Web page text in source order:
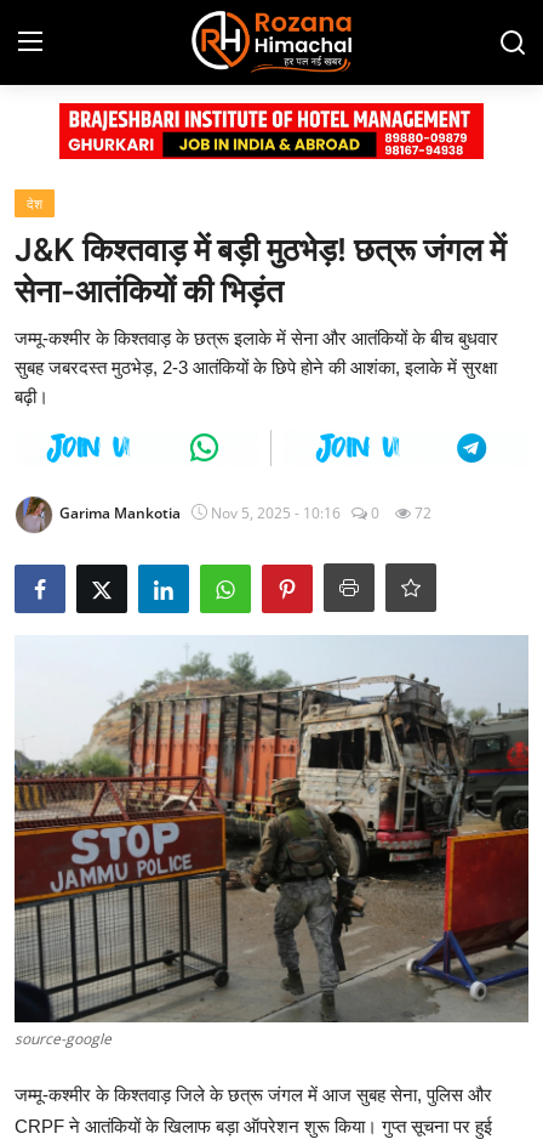
Login Register
Home
Contact
Advertisement Gallery
हिमाचल प्रदेश
दुनिया
टेक्नोलॉजी
नौकरियां
धर्म/ज्योतिष
मनोरंजन
हिमाचली व्यंजन
देश
J&K किश्तवाड़ में बड़ी मुठभेड़! छत्रू जंगल में
सेना-आतंकियों की भिड़ंत
जम्मू-कश्मीर के किश्तवाड़ के छत्रू इलाके में सेना और आतंकियों के बीच बुधवार
सुबह जबरदस्त मुठभेड़, 2-3 आतंकियों के छिपे होने की आशंका, इलाके में सुरक्षा
बढ़ी।
Garima Mankotia Nov 5, 2025 - 10:16 0 72
source-google
जम्मू-कश्मीर के किश्तवाड़ जिले के छत्रू जंगल में आज सुबह सेना, पुलिस और
CRPF ने आतंकियों के खिलाफ बड़ा ऑपरेशन शुरू किया। गुप्त सूचना पर हुई